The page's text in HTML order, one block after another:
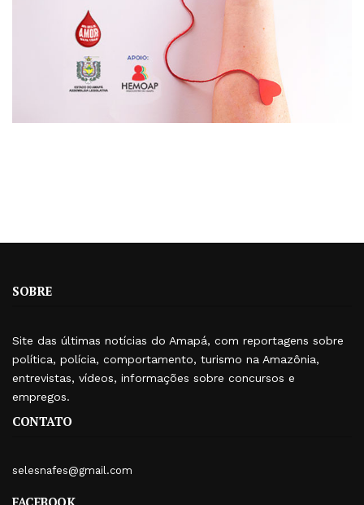
SOBRE
Site das últimas notícias do Amapá, com reportagens sobre
política, polícia, comportamento, turismo na Amazônia,
entrevistas, vídeos, informações sobre concursos e
empregos.
CONTATO
selesnafes@gmail.com